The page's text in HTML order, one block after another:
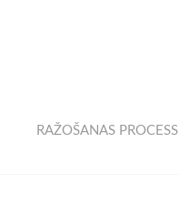
RAŽOŠANAS PROCESS